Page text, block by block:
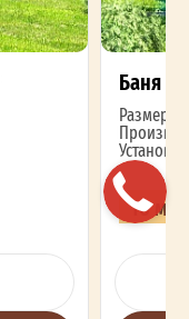
Баня
Размеры:
16 м2